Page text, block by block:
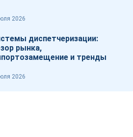
2026
диспетчеризации:
рынка,
и тренды
2026